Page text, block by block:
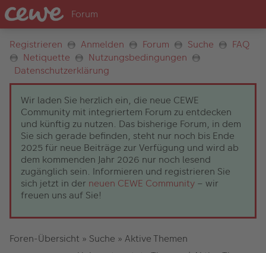
Registrieren Anmelden Forum Suche
FAQ
Netiquette
Nutzungsbedingungen
Datenschutzerklärung
Wir laden Sie herzlich ein, die neue CEWE
Community mit integriertem Forum zu entdecken
und künftig zu nutzen. Das bisherige Forum, in dem
Sie sich gerade befinden, steht nur noch bis Ende
2025 für neue Beiträge zur Verfügung und wird ab
dem kommenden Jahr 2026 nur noch lesend
zugänglich sein. Informieren und registrieren Sie
sich jetzt in der neuen CEWE Community – wir
freuen uns auf Sie!
Foren-Übersicht » Suche » Aktive Themen